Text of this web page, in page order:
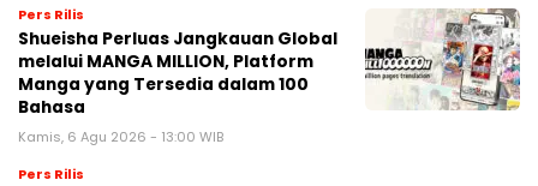
Pers Rilis
Shueisha Perluas Jangkauan Global
melalui MANGA MILLION, Platform
Manga yang Tersedia dalam 100
Bahasa
Kamis, 6 Agu 2026 - 13:00 WIB
Pers Rilis